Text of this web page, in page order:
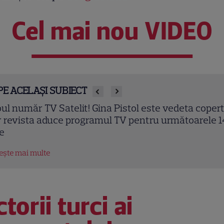
Cel mai nou VIDEO
ACELAȘI SUBIECT
număr TV Satelit! Gina Pistol este vedeta
revista aduce programul TV pentru următoarele
mai multe
turci ai